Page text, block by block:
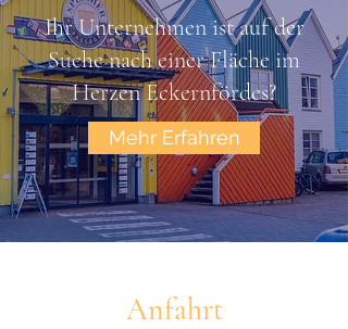
Ihr Unternehmen ist auf der
Suche nach einer Fläche im
Herzen Eckernfördes?
Mehr Erfahren
Anfahrt